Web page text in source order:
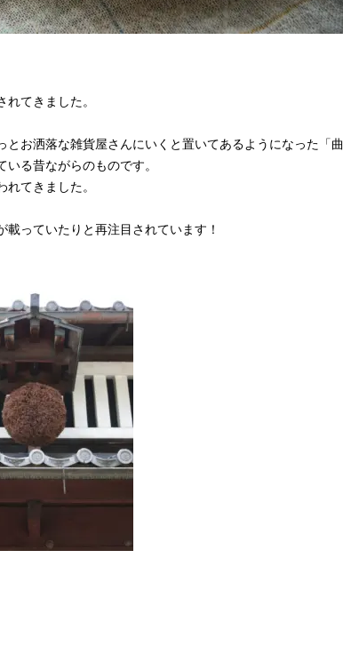
てきました。
お洒落な雑貨屋さんにいくと置いてあるようになった「曲
る昔ながらのものです。
てきました。
っていたりと再注目されています！